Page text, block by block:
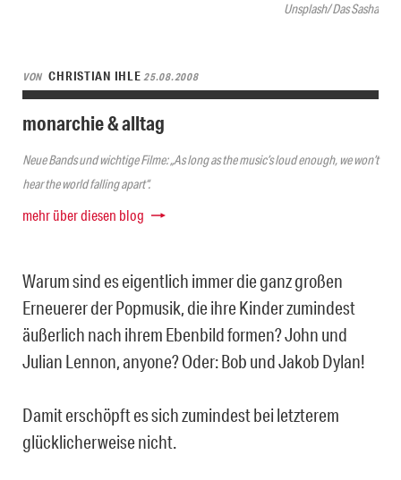
Unsplash/ Das Sasha
VON CHRISTIAN IHLE25.08.2008
monarchie & alltag
Neue Bands und wichtige Filme: „As long as the music’s loud enough, we won’t
hear the world falling apart“.
mehr über diesen blog
Warum sind es eigentlich immer die ganz großen
Erneuerer der Popmusik, die ihre Kinder zumindest
äußerlich nach ihrem Ebenbild formen? John und
Julian Lennon, anyone? Oder: Bob und Jakob Dylan!
Damit erschöpft es sich zumindest bei letzterem
glücklicherweise nicht.